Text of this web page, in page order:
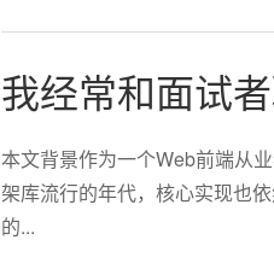
我经常和面试
本文背景作为一个Web前端从
架库流行的年代，核心实现也
的...